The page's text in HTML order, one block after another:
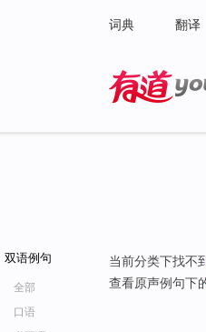
词典 翻译
双语例句
全部
口语
当前分类下找不
查看原声例句下